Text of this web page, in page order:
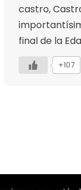
castro,
final de la
+107